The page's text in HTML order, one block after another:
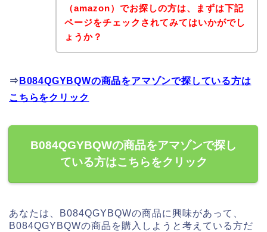
（amazon）でお探しの方は、まずは下記
ページをチェックされてみてはいかがでし
ょうか？
⇒ B084QGYBQWの商品をアマゾンで探している方は
こちらをクリック
B084QGYBQWの商品をアマゾンで探し
ている方はこちらをクリック
あなたは、B084QGYBQWの商品に興味があって、
B084QGYBQWの商品を購入しようと考えている方だ